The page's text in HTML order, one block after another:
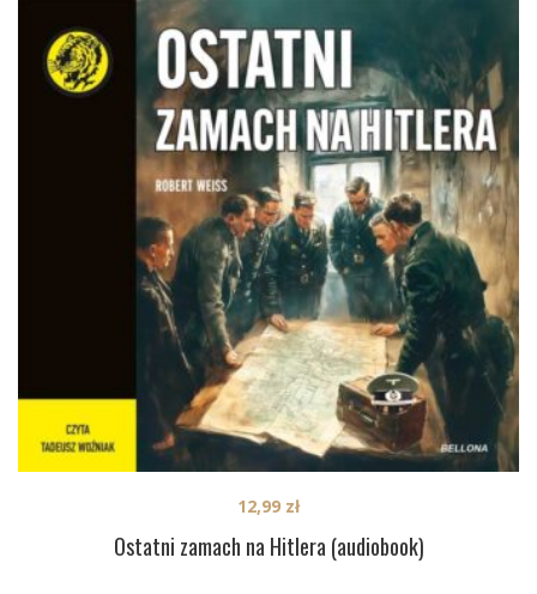
Ostatni zamach na Hitlera (audiobook)
12,99 zł